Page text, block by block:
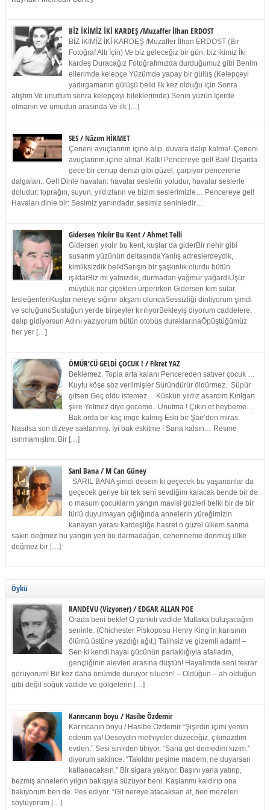
BİZ İKİMİZ İKİ KARDEŞ /Muzaffer İlhan ERDOST
BİZ İKİMİZ İKİ KARDEŞ /Muzaffer İlhan ERDOST (Bir
Fotoğraf Altı İçin) Ve biz geleceğiz bir gün, biz ikimiz İki
kardeş Duracağız Fotoğrafımızda durduğumuz gibi Benim
ellerimde kelepçe Yüzümde yapay bir gülüş (Kelepçeyi
yadırgamanın gülüşü belki İlk kez olduğu için Sonra
alıştım Ve unuttum sonra kelepçeyi bileklerimde) Senin yüzün İçerde
olmanın ve umudun arasında Ve ilk […]
SES / Nâzım HİKMET
Çeneni avuçlarının içine alıp, duvara dalıp kalma!. Çeneni
avuçlarının içine alma!. Kalk! Pencereye gel! Bak! Dışarda
gece bir cenup denizi gibi güzel, çarpıyor pencerene
dalgaları.. Gel! Dinle havaları: havalar seslerin yoludur, havalar seslerle
doludur: toprağın, suyun, yıldızların ve bizim seslerimizle… Pencereye gel!
Havaları dinle bir: Sesimiz yanındadır, sesimiz seninledir…
Gidersen Yıkılır Bu Kent / Ahmet Telli
Gidersen yıkılır bu kent, kuşlar da giderBir nehir gibi
susarım yüzünün deltasındaYanlış adreslerdeydik,
kimliksizdik belkiSarışın bir şaşkınlık olurdu bütün
ışıklarBiz mi yalnızdık, durmadan yağmur yağardıÜşür
müydük nar çiçekleri ürperirken Gidersen kim sular
fesleğenleriKuşlar nereye sığınır akşam oluncaSessizliği dinliyorum şimdi
ve soluğunuSustuğun yerde birşeyler kırılıyorBekleyiş diyorum caddelere,
dalıp gidiyorsun Adını yazıyorum bütün otobüs duraklarınaÖpüştüğümüz
her yer […]
ÖMÜR’CÜ GELDİ ÇOCUK ! / Fikret YAZ
Beklemez. Topla arta kalanı Pencereden satıver çocuk …
Kuytu köşe söz verilmişler Süründürür öldürmez. Süpür
gitsen Geç oldu istemez… Küskün yıldız asardım Kırılgan
şiire Yetmez diye geceme.. Unutma ! Çıkın et heybeme…
Bak orda bir kaç imge kalmış Eski bir Şair’den miras.
Nasılsa son dizeye saklanmış. İyi bak eskitme ! Sana kalsın… Resme
ısınmamıştım. Bir […]
Sarıl Bana / M Can Güney
SARIL BANA şimdi desem ki geçecek bu yaşananlar da
geçecek geriye bir tek seni sevdiğim kalacak bende bir de
o masum çocukların yangın mavisi gözleri belki bir de bir
türlü duyulmayan çığlığında annelerin yüreğimizin
kanayan yarası kardeşliğe hasret o güzel ülkem sanma
sakın değmez bu yangın yeri bu darmadağan, cehenneme dönmüş ülke
değmez bir […]
Öykü
RANDEVU (Vizyoner) / EDGAR ALLAN POE
Orada beni bekle! O yankılı vadide Mutlaka buluşacağım
seninle. (Chichester Piskoposu Henry King’in karısının
ölümü üstüne yazdığı ağıt.) Talihsiz ve gizemli adam! –
Sen ki kendi hayal gücünün parlaklığıyla afalladın,
gençliğinin alevleri arasına düştün! Hayalimde seni tekrar
görüyorum! Bir kez daha önümde duruyor siluetin! – Olduğun – ah olduğun
gibi değil soğuk vadide ve gölgelerin […]
Karıncanın boyu / Hasibe Özdemir
Karıncanın boyu / Hasibe Özdemir “Şişirdin içimi yemin
ederim ya! Deseydin methiyeler düzeceğiz, çıkmazdım
evden.” Sesi sinirden titriyor. “Sana gel demedim kızım.”
diyorum sakince. “Takıldın peşime madem, ne duyarsan
katlanacaksın.” Bir sigara yakıyor. Başını yana yatırıp,
bezmiş annelerin yılgın bakışıyla süzüyor beni. Kaşlarımı kaldırıp ona
bakıyorum ben de. Pes ediyor. “Git nereye atacaksan at, ben mezeleri
söylüyorum […]